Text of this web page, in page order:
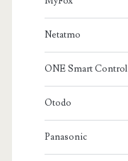
Netatmo
ONE Smart Control
Otodo
Panasonic